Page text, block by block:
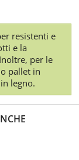
resistenti e
e la
per le
pallet in
legno.